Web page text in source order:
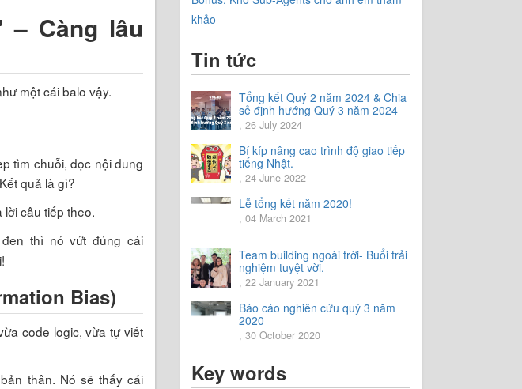
– Càng lâu
một cái balo vậy.
tìm chuỗi, đọc nội dung
quả là gì?
câu tiếp theo.
thì nó vứt đúng cái
Bias)
code logic, vừa tự viết
thân. Nó sẽ thấy cái
khảo
Tin tức
Tổng kết Quý 2 năm 2024 & Chia
sẻ định hướng Quý 3 năm 2024
, 26 July 2024
Bí kíp nâng cao trình độ giao tiếp
tiếng Nhật.
, 24 June 2022
Lễ tổng kết năm 2020!
, 04 March 2021
Team building ngoài trời- Buổi trải
nghiệm tuyệt vời.
, 22 January 2021
Báo cáo nghiên cứu quý 3 năm
2020
, 30 October 2020
Key words